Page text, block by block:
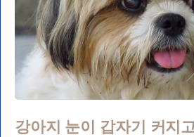
강아지 눈이 갑자기 커지